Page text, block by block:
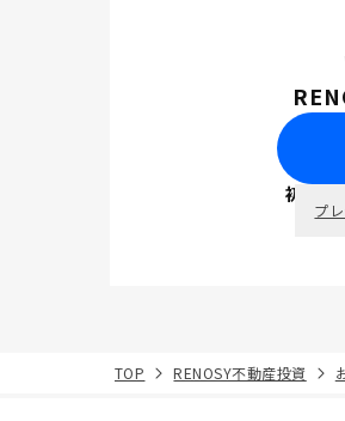
初回面
プ
TOP RENOSY不動産投資